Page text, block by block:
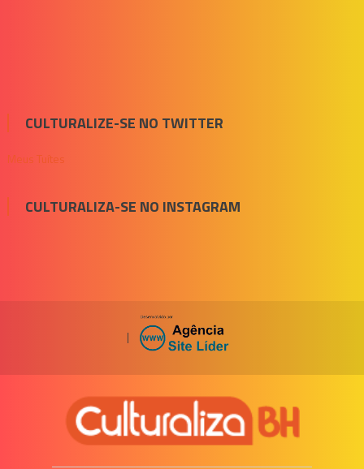
CULTURALIZE-SE NO TWITTER
Meus Tuítes
CULTURALIZA-SE NO INSTAGRAM
|